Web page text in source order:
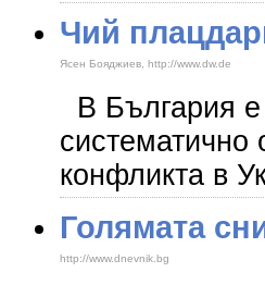
Чий
Ясен Бояджиев, http://www.dw.de
В България е
систематично
конфликта в
Голямата
http://www.dnevnik.bg